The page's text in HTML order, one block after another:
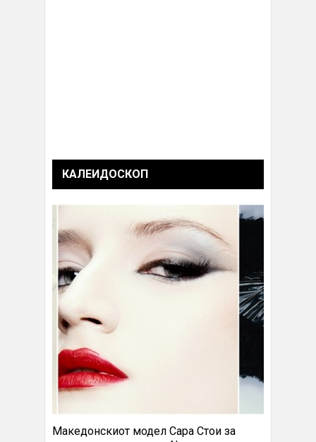
КАЛЕИДОСКОП
Македонскиот модел Сара Стои за